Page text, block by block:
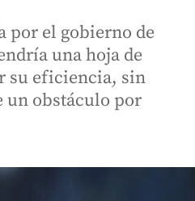
por el gobierno de
una hoja de
su eficiencia, sin
un obstáculo por